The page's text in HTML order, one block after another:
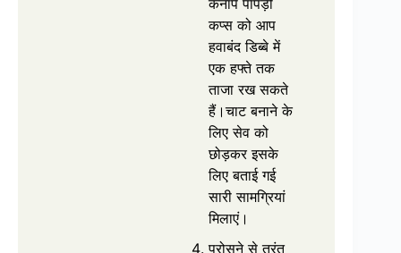
कप्स को आप
हवाबंद डिब्बे में
एक हफ्ते तक
ताजा रख सकते
हैं।चाट बनाने के
लिए सेव को
छोड़कर इसके
लिए बताई गई
सारी सामग्रियां
मिलाएं।
परोसने से तुरंत